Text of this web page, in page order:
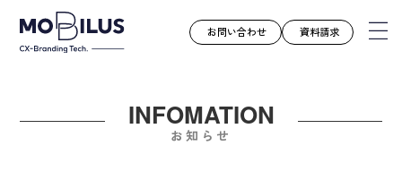
モビルスとは
お問い合わせ 資料請求
INFOMATION
お知らせ